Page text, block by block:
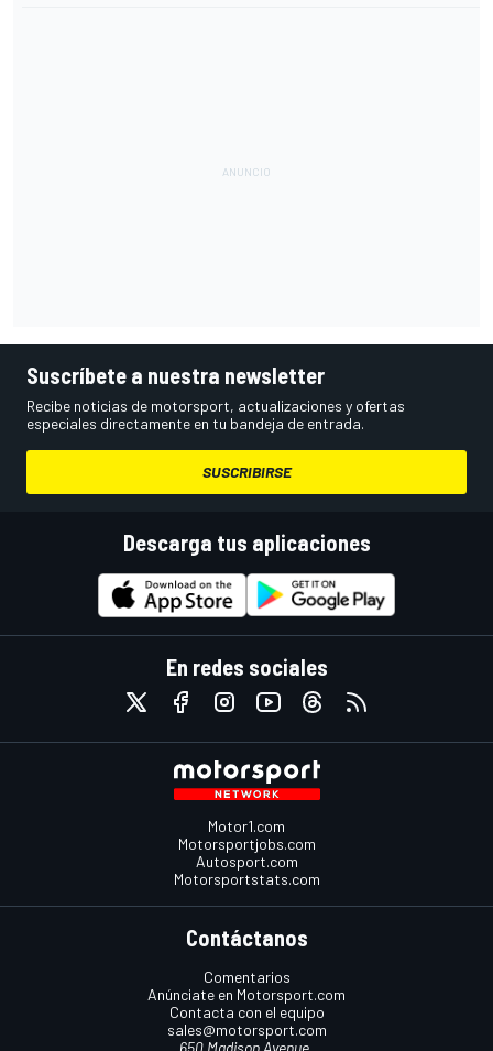
Suscríbete a nuestra newsletter
Recibe noticias de motorsport, actualizaciones y ofertas
especiales directamente en tu bandeja de entrada.
SUSCRIBIRSE
Descarga tus aplicaciones
En redes sociales
Motor1.com
Motorsportjobs.com
Autosport.com
Motorsportstats.com
Contáctanos
Comentarios
Anúnciate en Motorsport.com
Contacta con el equipo
sales@motorsport.com
650 Madison Avenue,